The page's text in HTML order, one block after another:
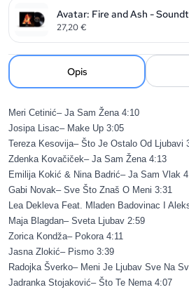
Avatar: Fire and Ash -
27,20€
Opis
Meri Cetinić– Ja Sam Žena 4:10
Josipa Lisac– Make Up 3:05
Tereza Kesovija– Što Je Ostalo Od Ljubavi
Zdenka Kovačiček– Ja Sam Žena 4:13
Emilija Kokić & Nina Badrić– Ja Sam Vlak
Gabi Novak– Sve Što Znaš O Meni 3:31
Lea Dekleva Feat. Mladen Badovinac I
Maja Blagdan– Sveta Ljubav 2:59
Zorica Kondža– Pokora 4:11
Jasna Zlokić– Pismo 3:39
Radojka Šverko– Meni Je Ljubav Sve Na
Jadranka Stojaković– Što Te Nema 4:07